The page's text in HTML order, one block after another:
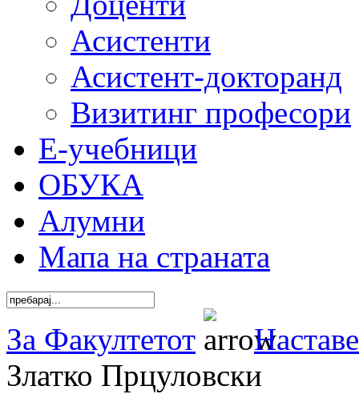
Асистенти
Асистент-докторанд
Визитинг професори
Е-учебници
ОБУКА
Алумни
Мапа на страната
За Факултетот
Златко Прцуловски